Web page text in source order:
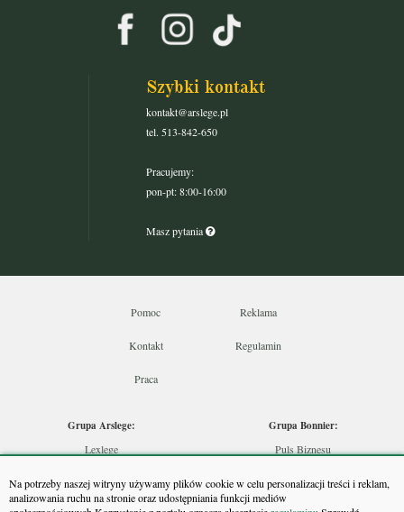
Na potrzeby naszej witryny używamy plików cookie w celu personalizacji treści i reklam,
analizowania ruchu na stronie oraz udostępniania funkcji mediów
Szybki kontakt
kontakt@arslege.pl
tel. 513-842-650
Pracujemy:
pon-pt: 8:00-16:00
Masz pytania
Pomoc Reklama
Kontakt Regulamin
Praca
Grupa Arslege:
Lexlege
Skarbowcy
Grupa Bonnier:
Puls Biznesu
Puls Medycyny